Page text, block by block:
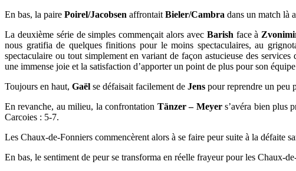
En bas, la paire Poirel/Jacobsen affrontait Bieler/Cambra dans un match là
La deuxième série de simples commençait alors avec Barish face à
nous gratifia de quelques finitions pour le moins spectaculaires, au
spectaculaire ou tout simplement en variant de façon astucieuse des
une immense joie et la satisfaction d’apporter un point de plus pour son
Toujours en haut, Gaël se défaisait facilement de Jens pour reprendre un peu
En revanche, au milieu, la confrontation Tänzer – Meyers’avéra bien plus
Carcoies : 5-7.
Les Chaux-de-Fonniers commencèrent alors à se faire peur suite à la défaite
En bas, le sentiment de peur se transforma en réelle frayeur pour les Chaux-